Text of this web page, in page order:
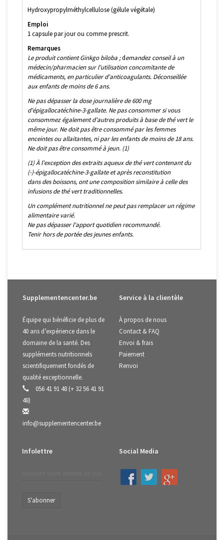
Hydroxypropylméthylcellulose (gélule végétale)
Emploi
1 capsule par jour ou comme prescrit.
Remarques
Le produit contient Ginkgo biloba ;demandez conseil à un
médecin/pharmacien sur l'utilisation concomitante de
médicaments, en particulier d'anticoagulants. Déconseillée
aux enfants de moins de 6 ans.
Ne pas dépasser la dose journalière de 600 mg
d'épigallocatéchine-3-gallate. Ne pas consommer si vous
consommez également d'autres produits à base de thé vert le
même jour. Ne doit pas être consommé par les femmes
enceintes ou allaitantes, ni par les enfants de moins de 18 ans.
Ne doit pas être consommé à jeun. (1)
(1) À l'exception des extraits aqueux de thé vert contenant du
(-)-épigallocatéchine-3-gallate et après reconstitution
dans des boissons, ont une composition similaire à celle des
infusions de thé vert traditionnelles.
Un complément nutritionnel ne peut pas remplacer un régime
alimentaire varié.
Ne pas dépasser l'apport quotidien recommandé.
Tenir hors de portée des jeunes enfants.
Supplementencenter.be
Équipe qui bénéficie de plus de
40 ans d’expérience dans le
domaine de la santé. Des
suppléments nutritionnels
scientifiquement fondés de
qualité exceptionnelle.
056 41 91 48 (+ 32 56 41 91
48)
info@supplementencenter.be
Service à la clientèle
À propos de nous
Contact & FAQ
Envoi & frais
Paiement
Renvoi
Infolettre
S'abonner
Social Media